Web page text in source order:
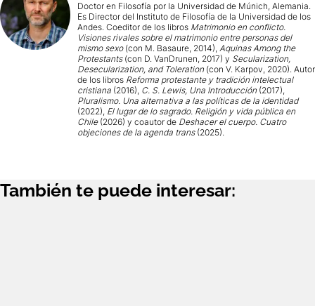
Doctor en Filosofía por la Universidad de Múnich, Alemania.
Es Director del Instituto de Filosofía de la Universidad de los
Andes. Coeditor de los libros Matrimonio en conflicto.
Visiones rivales sobre el matrimonio entre personas del
mismo sexo(con M. Basaure, 2014), Aquinas Among the
Protestants(con D. VanDrunen, 2017) y Secularization,
Desecularization, and Toleration (con V. Karpov, 2020). Autor
de los libros Reforma protestante y tradición intelectual
cristiana (2016), C. S. Lewis, Una Introducción (2017),
Pluralismo. Una alternativa a las políticas de la identidad
(2022), El lugar de lo sagrado. Religión y vida pública en
Chile (2026) y coautor de Deshacer el cuerpo. Cuatro
objeciones de la agenda trans (2025).
También te puede interesar: